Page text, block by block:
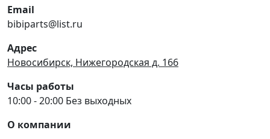
Email
bibiparts@list.ru
Адрес
Новосибирск, Нижегородская д. 166
Часы работы
10:00 - 20:00 Без выходных
О компании